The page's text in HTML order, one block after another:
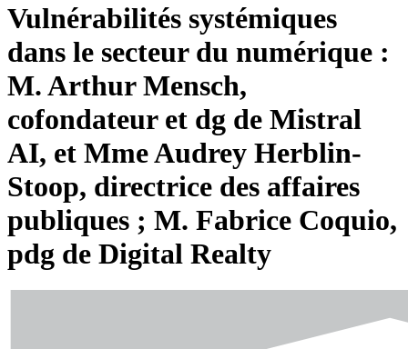
Vulnérabilités systémiques
dans le secteur du numérique :
M. Arthur Mensch,
cofondateur et dg de Mistral
AI, et Mme Audrey Herblin-
Stoop, directrice des affaires
publiques ; M. Fabrice Coquio,
pdg de Digital Realty